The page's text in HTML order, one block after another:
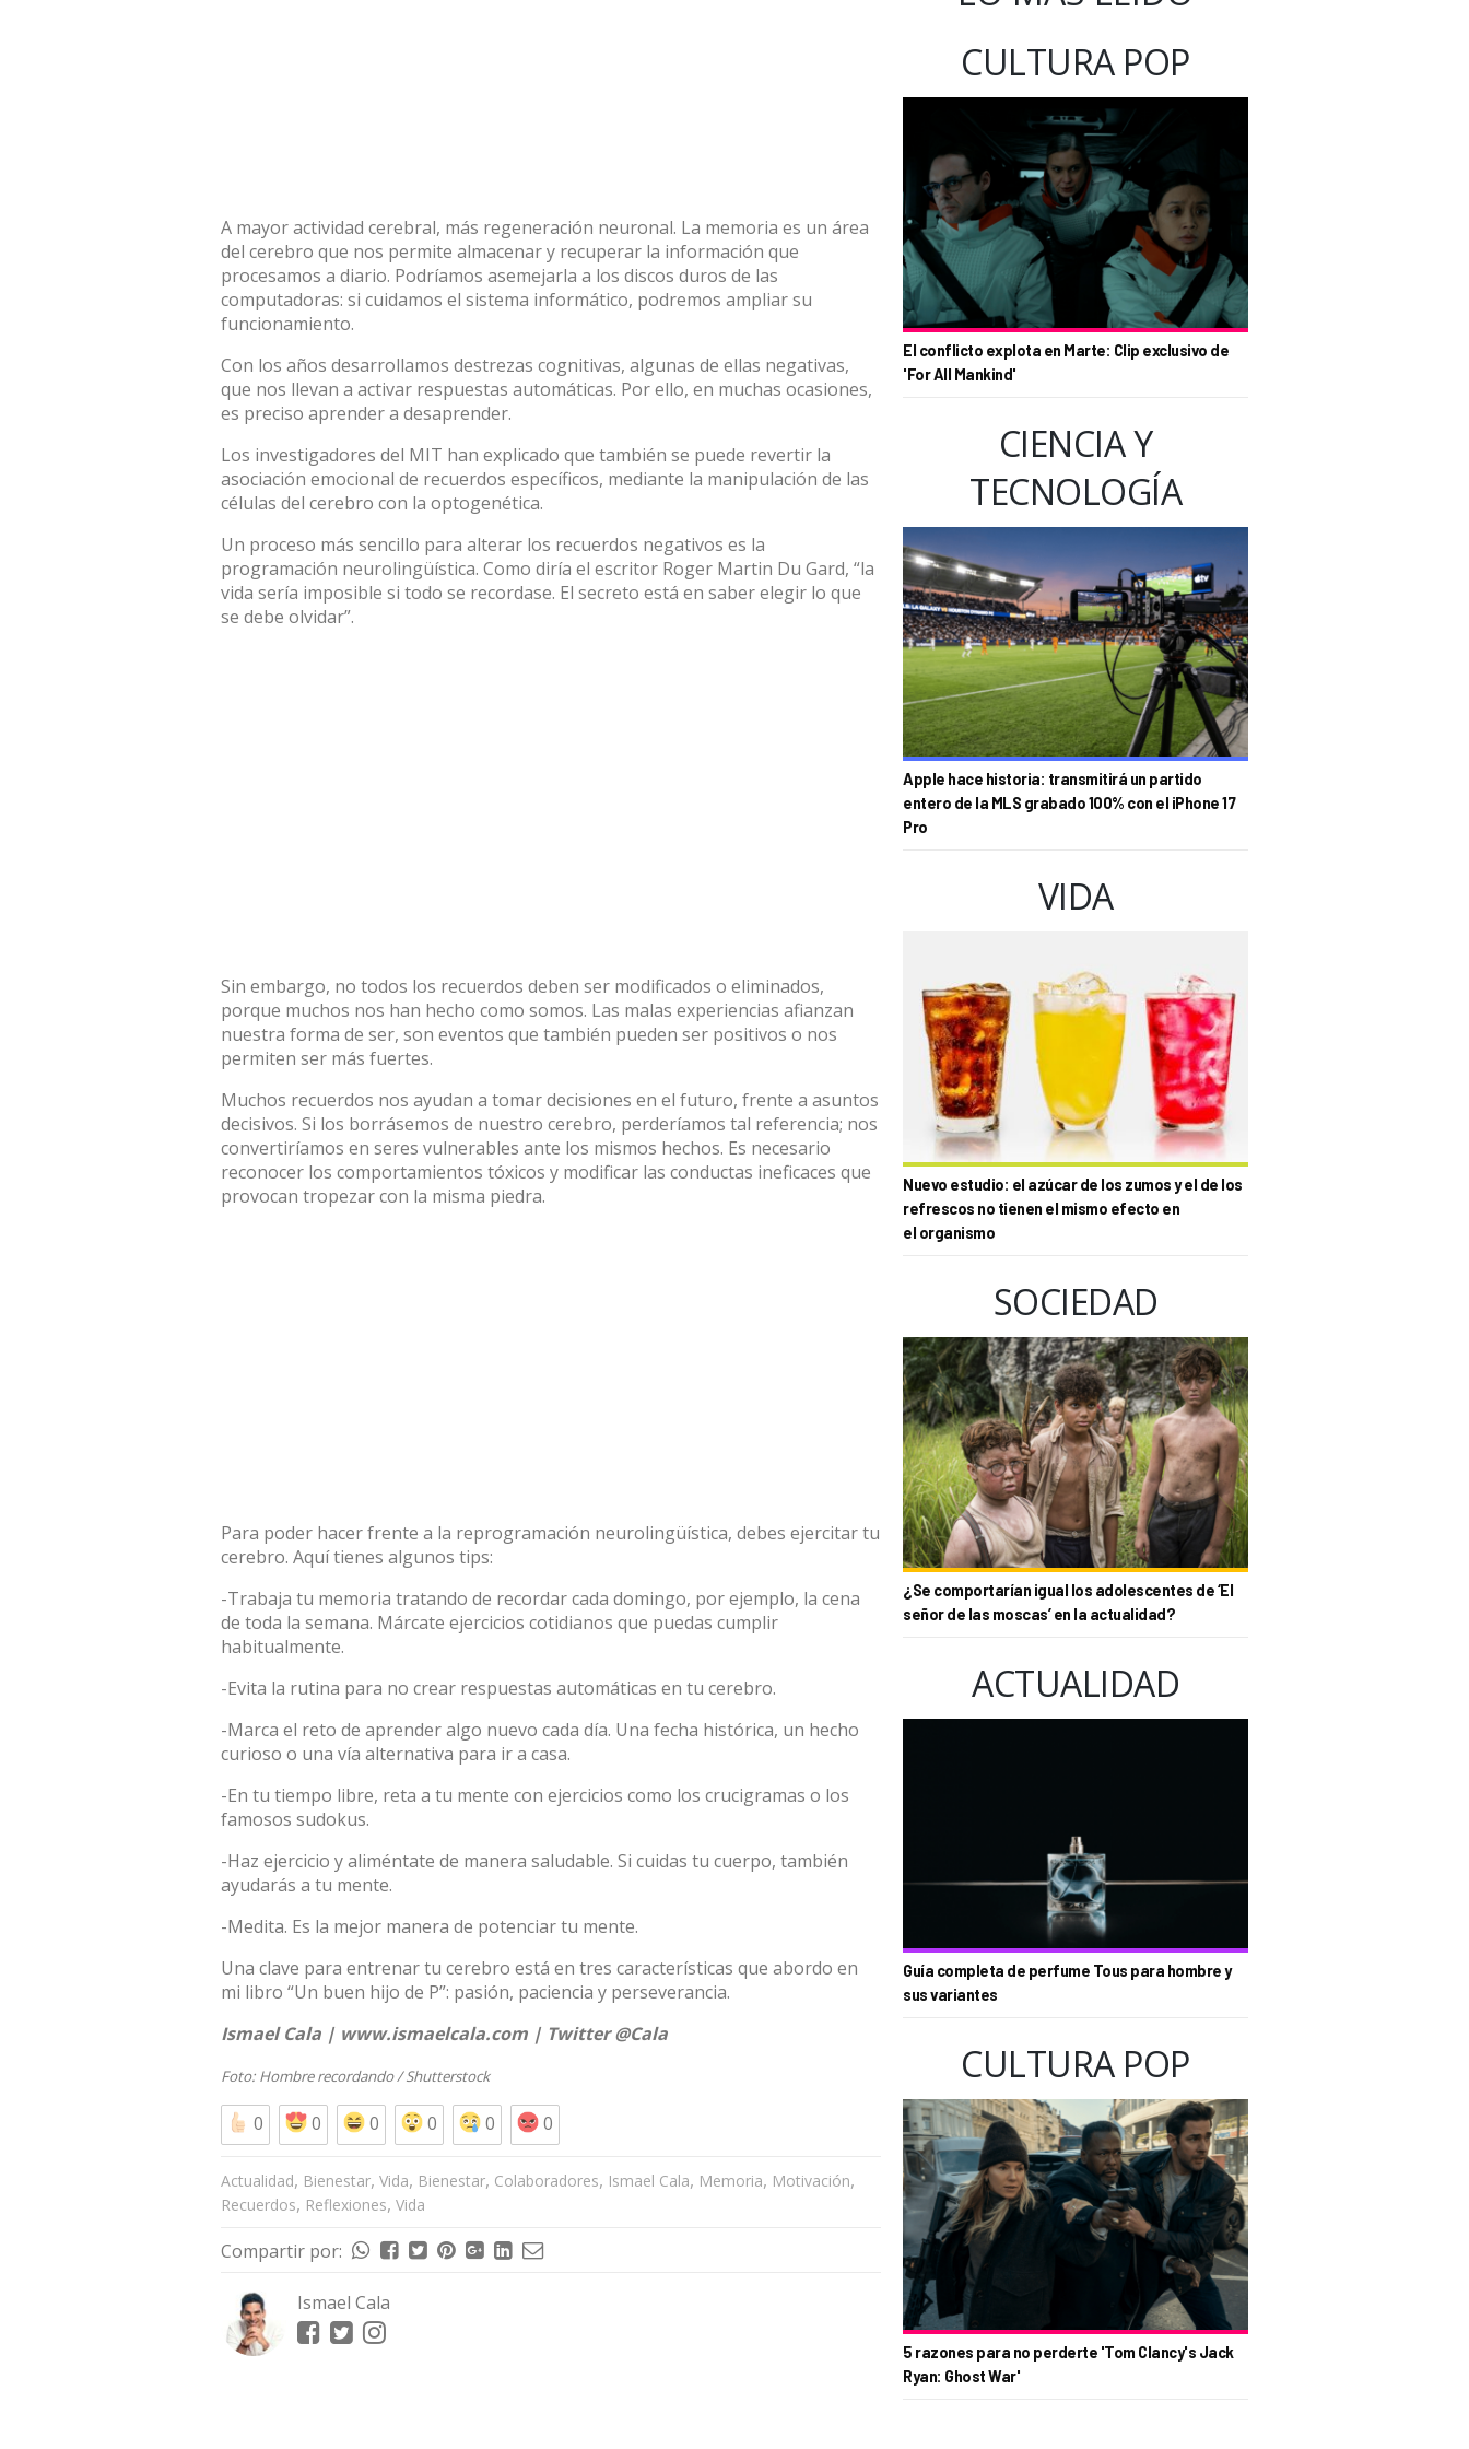
A mayor actividad cerebral, más regeneración neuronal. La memoria es un área
del cerebro que nos permite almacenar y recuperar la información que
procesamos a diario. Podríamos asemejarla a los discos duros de las
computadoras: si cuidamos el sistema informático, podremos ampliar su
funcionamiento.
Con los años desarrollamos destrezas cognitivas, algunas de ellas negativas,
que nos llevan a activar respuestas automáticas. Por ello, en muchas ocasiones,
es preciso aprender a desaprender.
Los investigadores del MIT han explicado que también se puede revertir la
asociación emocional de recuerdos específicos, mediante la manipulación de las
células del cerebro con la optogenética.
Un proceso más sencillo para alterar los recuerdos negativos es la
programación neurolingüística. Como diría el escritor Roger Martin Du Gard, “la
vida sería imposible si todo se recordase. El secreto está en saber elegir lo que
se debe olvidar”.
Sin embargo, no todos los recuerdos deben ser modificados o eliminados,
porque muchos nos han hecho como somos. Las malas experiencias afianzan
nuestra forma de ser, son eventos que también pueden ser positivos o nos
permiten ser más fuertes.
Muchos recuerdos nos ayudan a tomar decisiones en el futuro, frente a asuntos
decisivos. Si los borrásemos de nuestro cerebro, perderíamos tal referencia; nos
convertiríamos en seres vulnerables ante los mismos hechos. Es necesario
reconocer los comportamientos tóxicos y modificar las conductas ineficaces que
provocan tropezar con la misma piedra.
Para poder hacer frente a la reprogramación neurolingüística, debes ejercitar tu
cerebro. Aquí tienes algunos tips:
-Trabaja tu memoria tratando de recordar cada domingo, por ejemplo, la cena
de toda la semana. Márcate ejercicios cotidianos que puedas cumplir
habitualmente.
-Evita la rutina para no crear respuestas automáticas en tu cerebro.
-Marca el reto de aprender algo nuevo cada día. Una fecha histórica, un hecho
curioso o una vía alternativa para ir a casa.
-En tu tiempo libre, reta a tu mente con ejercicios como los crucigramas o los
famosos sudokus.
-Haz ejercicio y aliméntate de manera saludable. Si cuidas tu cuerpo, también
ayudarás a tu mente.
-Medita. Es la mejor manera de potenciar tu mente.
Una clave para entrenar tu cerebro está en tres características que abordo en
mi libro “Un buen hijo de P”: pasión, paciencia y perseverancia.
Ismael Cala | www.ismaelcala.com | Twitter@Cala
Foto: Hombre recordando /Shutterstock
0 0 0 0 0 0
Actualidad, Bienestar, Vida, Bienestar, Colaboradores, Ismael Cala, Memoria, Motivación,
Recuerdos, Reflexiones, Vida
Compartir por:
Ismael Cala
CULTURA POP
El conflicto explota en Marte: Clip exclusivo de
'For All Mankind'
CIENCIA Y
TECNOLOGÍA
Apple hace historia: transmitirá un partido
entero de la MLS grabado 100% con el iPhone 17
Pro
VIDA
Nuevo estudio: el azúcar de los zumos y el de los
refrescos no tienen el mismo efecto en
el organismo
SOCIEDAD
¿Se comportarían igual los adolescentes de ‘El
señor de las moscas’ en la actualidad?
ACTUALIDAD
Guía completa de perfume Tous para hombre y
sus variantes
CULTURA POP
5 razones para no perderte 'Tom Clancy's Jack
Ryan: Ghost War'